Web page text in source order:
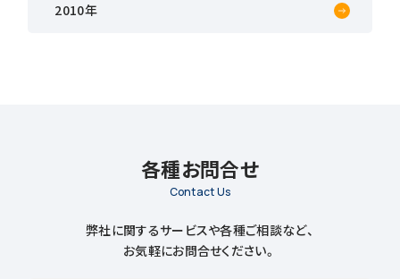
2010
各種お問合せ
Contact Us
弊社に関するサービスや各種ご相談など、
お気軽にお問合せください。